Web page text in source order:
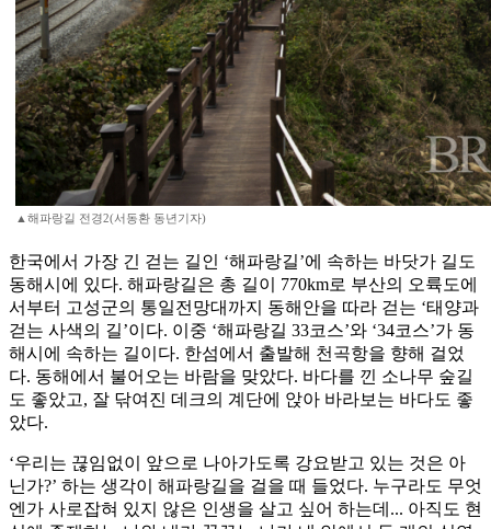
▲해파랑길 전경2(서동환 동년기자)
한국에서 가장 긴 걷는 길인 ‘해파랑길’에 속하는 바닷가 길도
동해시에 있다. 해파랑길은 총 길이 770km로 부산의 오륙도에
서부터 고성군의 통일전망대까지 동해안을 따라 걷는 ‘태양과
걷는 사색의 길’이다. 이중 ‘해파랑길 33코스’와 ‘34코스’가 동
해시에 속하는 길이다. 한섬에서 출발해 천곡항을 향해 걸었
다. 동해에서 불어오는 바람을 맞았다. 바다를 낀 소나무 숲길
도 좋았고, 잘 닦여진 데크의 계단에 앉아 바라보는 바다도 좋
았다.
‘우리는 끊임없이 앞으로 나아가도록 강요받고 있는 것은 아
닌가?’ 하는 생각이 해파랑길을 걸을 때 들었다. 누구라도 무엇
엔가 사로잡혀 있지 않은 인생을 살고 싶어 하는데... 아직도 현